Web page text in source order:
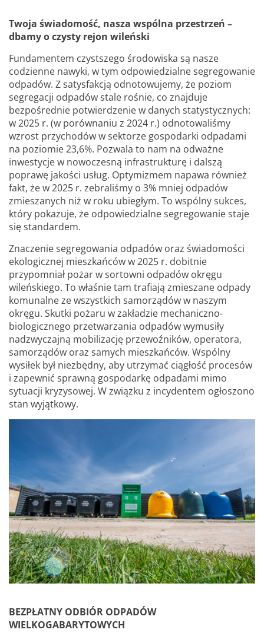
Twoja świadomość, nasza wspólna przestrzeń –
dbamy o czysty rejon wileński
Fundamentem czystszego środowiska są nasze
codzienne nawyki, w tym odpowiedzialne segregowanie
odpadów. Z satysfakcją odnotowujemy, że poziom
segregacji odpadów stale rośnie, co znajduje
bezpośrednie potwierdzenie w danych statystycznych:
w 2025 r. (w porównaniu z 2024 r.) odnotowaliśmy
wzrost przychodów w sektorze gospodarki odpadami
na poziomie 23,6%. Pozwala to nam na odważne
inwestycje w nowoczesną infrastrukturę i dalszą
poprawę jakości usług. Optymizmem napawa również
fakt, że w 2025 r. zebraliśmy o 3% mniej odpadów
zmieszanych niż w roku ubiegłym. To wspólny sukces,
który pokazuje, że odpowiedzialne segregowanie staje
się standardem.
Znaczenie segregowania odpadów oraz świadomości
ekologicznej mieszkańców w 2025 r. dobitnie
przypomniał pożar w sortowni odpadów okręgu
wileńskiego. To właśnie tam trafiają zmieszane odpady
komunalne ze wszystkich samorządów w naszym
okręgu. Skutki pożaru w zakładzie mechaniczno-
biologicznego przetwarzania odpadów wymusiły
nadzwyczajną mobilizację przewoźników, operatora,
samorządów oraz samych mieszkańców. Wspólny
wysiłek był niezbędny, aby utrzymać ciągłość procesów
i zapewnić sprawną gospodarkę odpadami mimo
sytuacji kryzysowej. W związku z incydentem ogłoszono
stan wyjątkowy.
BEZPŁATNY ODBIÓR ODPADÓW
WIELKOGABARYTOWYCH